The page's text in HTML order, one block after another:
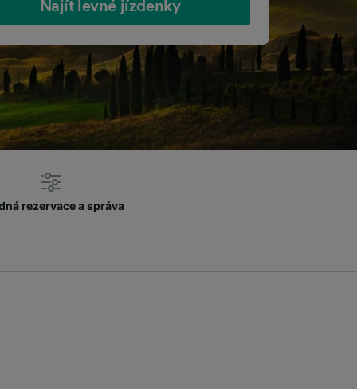
Najít levné jízdenky
rezervace a správa